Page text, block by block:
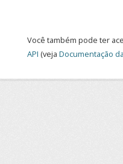
Você também pode ter
API (veja Documentação